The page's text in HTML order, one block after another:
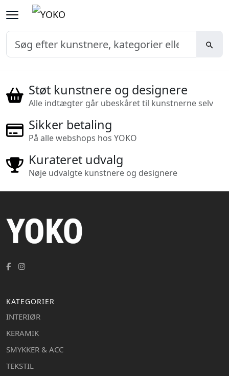
Støt kunstnere og designere
Alle indtægter går ubeskåret til kunstnerne selv
Sikker betaling
På alle webshops hos YOKO
Kurateret udvalg
Nøje udvalgte kunstnere og designere
KATEGORIER
INTERIØR
KERAMIK
SMYKKER & ACC
TEKSTIL